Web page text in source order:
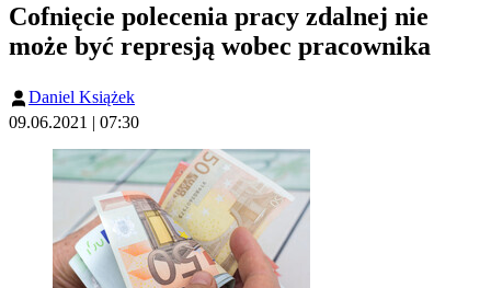
Cofnięcie polecenia pracy zdalnej nie
może być represją wobec pracownika
Daniel Książek
09.06.2021 | 07:30